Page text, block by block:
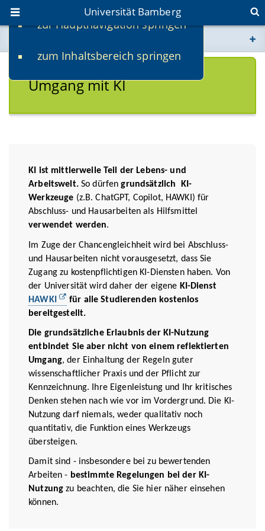
zur Hauptnavigation springen
zum Inhaltsbereich springen
Universität Bamberg
www.uni-bamberg.de
univis.uni-bamberg.de
Umgang mit KI
KI ist mittlerweile Teil der Lebens- und
Arbeitswelt.So dürfengrundsätzlich KI-
Werkzeuge (z.B. ChatGPT, Copilot, HAWKI) für
Abschluss- und Hausarbeiten als Hilfsmittel
verwendet werden.
Im Zuge der Chancengleichheit wird bei Abschluss-
und Hausarbeiten nicht vorausgesetzt, dass Sie
Zugang zu kostenpflichtigen KI-Diensten haben. Von
der Universität wird daher der eigene KI-Dienst
HAWKI
für alle Studierenden kostenlos
bereitgestellt.
Die grundsätzliche Erlaubnis der KI-Nutzung
entbindet Sie aber nicht von einem reflektierten
Umgang, der Einhaltung der Regeln guter
wissenschaftlicher Praxis und der Pflicht zur
Kennzeichnung. Ihre Eigenleistung und Ihr kritisches
Denken stehen nach wie vor im Vordergrund. Die KI-
Nutzung darf niemals, weder qualitativ noch
quantitativ, die Funktion eines Werkzeugs
übersteigen.
Damit sind - insbesondere bei zu bewertenden
Arbeiten - bestimmte Regelungen bei der KI-
Nutzungzu beachten, die Sie hier näher einsehen
können.